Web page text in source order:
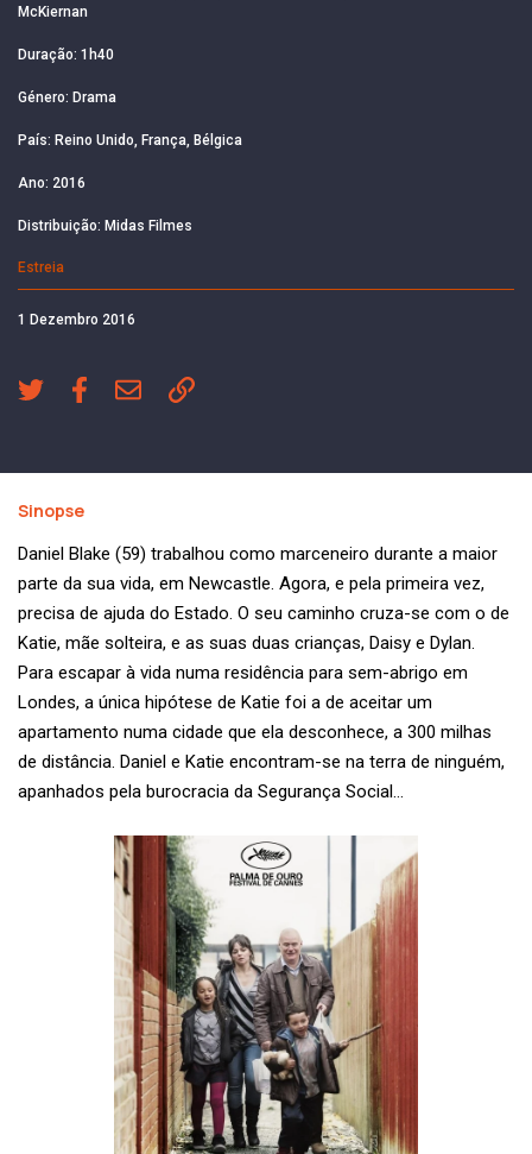
McKiernan
Duração: 1h40
Género: Drama
País: Reino Unido, França, Bélgica
Ano: 2016
Distribuição: Midas Filmes
Estreia
1 Dezembro 2016
Sinopse
Daniel Blake (59) trabalhou como marceneiro durante a maior
parte da sua vida, em Newcastle. Agora, e pela primeira vez,
precisa de ajuda do Estado. O seu caminho cruza-se com o de
Katie, mãe solteira, e as suas duas crianças, Daisy e Dylan.
Para escapar à vida numa residência para sem-abrigo em
Londes, a única hipótese de Katie foi a de aceitar um
apartamento numa cidade que ela desconhece, a 300 milhas
de distância. Daniel e Katie encontram-se na terra de ninguém,
apanhados pela burocracia da Segurança Social…